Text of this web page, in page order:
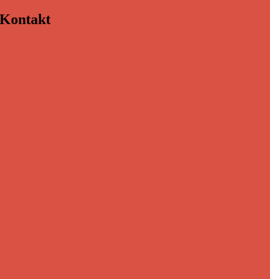
Kontakt